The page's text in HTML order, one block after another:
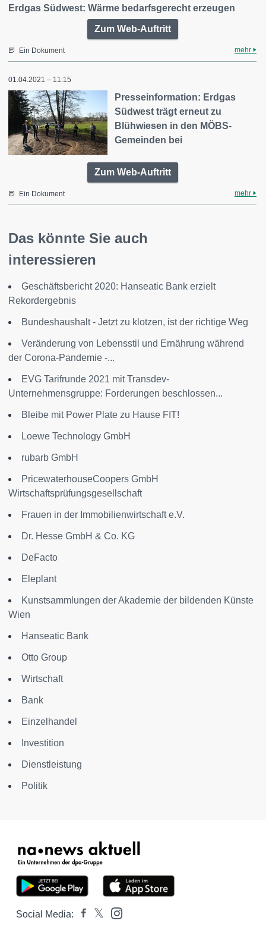
Erdgas Südwest: Wärme bedarfsgerecht erzeugen
Zum Web-Auftritt
Ein Dokument mehr
01.04.2021 – 11:15
Presseinformation: Erdgas
Südwest trägt erneut zu
Blühwiesen in den MÖBS-
Gemeinden bei
Zum Web-Auftritt
Ein Dokument mehr
Das könnte Sie auch
interessieren
Geschäftsbericht 2020: Hanseatic Bank erzielt
Rekordergebnis
Bundeshaushalt - Jetzt zu klotzen, ist der richtige Weg
Veränderung von Lebensstil und Ernährung während
der Corona-Pandemie -...
EVG Tarifrunde 2021 mit Transdev-
Unternehmensgruppe: Forderungen beschlossen...
Bleibe mit Power Plate zu Hause FIT!
Loewe Technology GmbH
rubarb GmbH
PricewaterhouseCoopers GmbH
Wirtschaftsprüfungsgesellschaft
Frauen in der Immobilienwirtschaft e.V.
Dr. Hesse GmbH & Co. KG
DeFacto
Eleplant
Kunstsammlungen der Akademie der bildenden Künste
Wien
Hanseatic Bank
Otto Group
Wirtschaft
Bank
Einzelhandel
Investition
Dienstleistung
Politik
Social Media: